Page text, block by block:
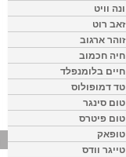
ונה וויט
זאב רוט
זוהר ארגוב
חיה חכמוב
חיים בלומנפלד
טד דמופולוס
טום סינגר
טום פיטרס
טופאק
טייגר וודס